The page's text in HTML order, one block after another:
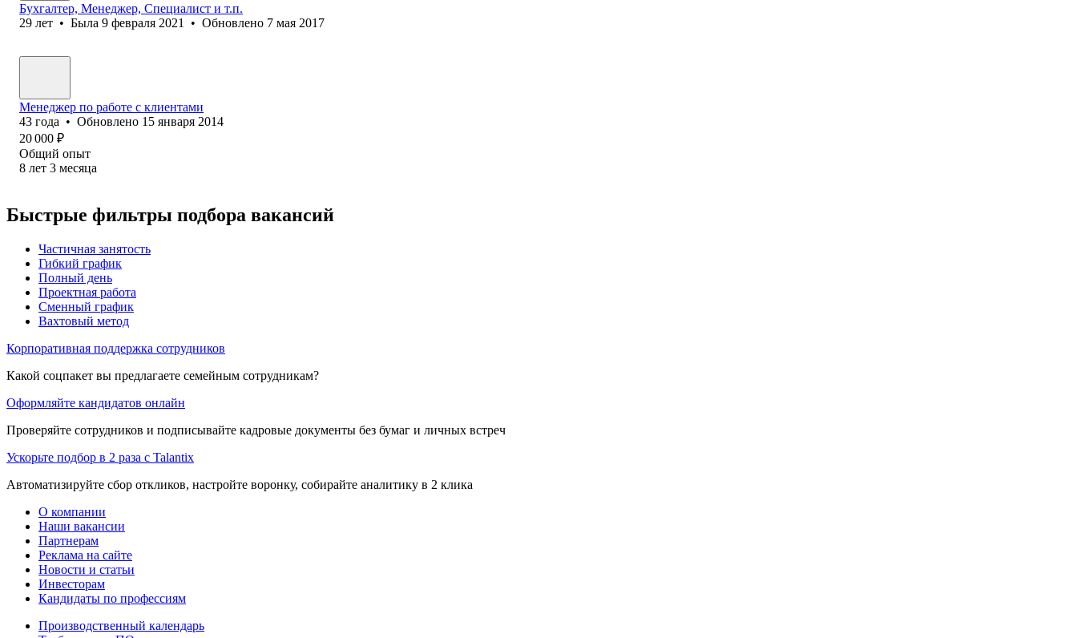
Бухгалтер, Менеджер, Специалист и т.п.
29 лет • Была 9 февраля 2021 • Обновлено 7 мая 2017
Менеджер по работе с клиентами
43 года • Обновлено 15 января 2014
20 000 ₽
Общий опыт
8 лет 3 месяца
Быстрые фильтры подбора вакансий
Частичная занятость
Гибкий график
Полный день
Проектная работа
Сменный график
Вахтовый метод
Корпоративная поддержка сотрудников
Какой соцпакет вы предлагаете семейным сотрудникам?
Оформляйте кандидатов онлайн
Проверяйте сотрудников и подписывайте кадровые документы без бумаг и личных встреч
Ускорьте подбор в 2 раза с Talantix
Автоматизируйте сбор откликов, настройте воронку, собирайте аналитику в 2 клика
О компании
Наши вакансии
Партнерам
Реклама на сайте
Новости и статьи
Инвесторам
Кандидаты по профессиям
Производственный календарь